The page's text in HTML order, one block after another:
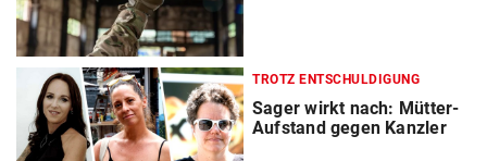
TROTZ ENTSCHULDIGUNG
Sager wirkt nach: Mütter-
Aufstand gegen Kanzler